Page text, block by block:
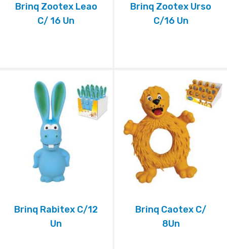
Brinq Zootex Leao
C/ 16 Un
Brinq Zootex Urso
C/16 Un
Brinq Rabitex C/12
Un
Brinq Caotex C/
8Un